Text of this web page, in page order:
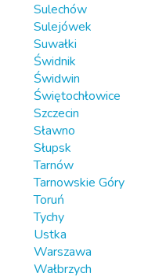
Sulechów
Sulejówek
Suwałki
Świdnik
Świdwin
Świętochłowice
Szczecin
Sławno
Słupsk
Tarnów
Tarnowskie Góry
Toruń
Tychy
Ustka
Warszawa
Wałbrzych